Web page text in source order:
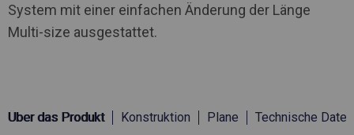
System mit einer einfachen Änderung der Länge
Multi-size ausgestattet.
Über das Produkt Konstruktion Plane Technische Daten